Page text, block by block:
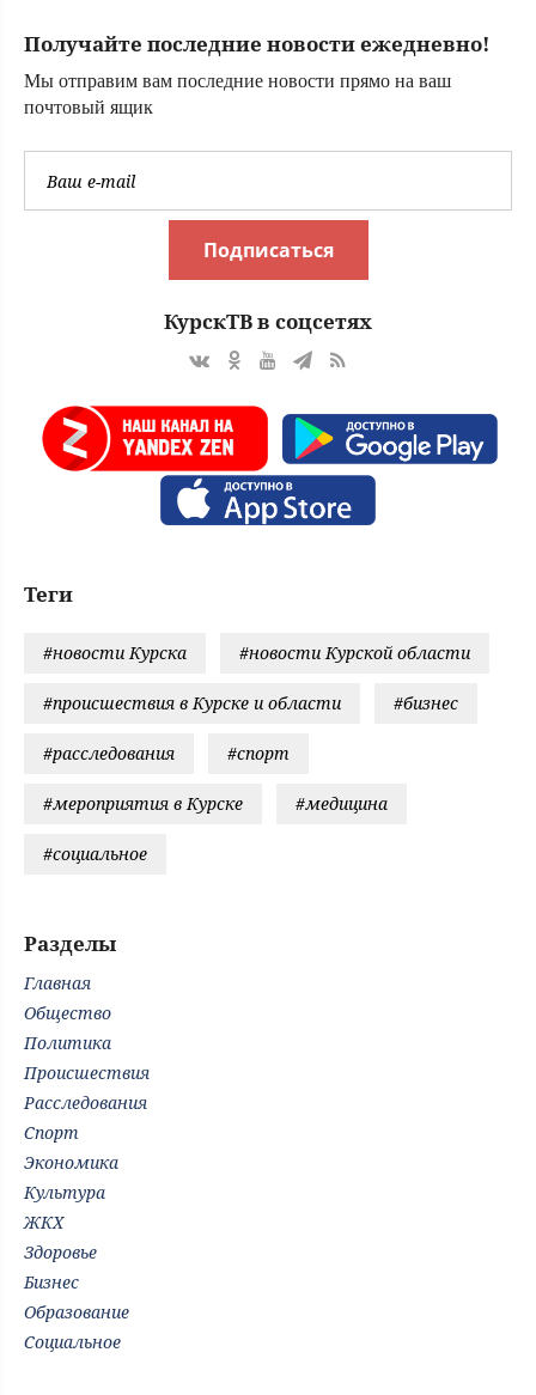
Получайте последние новости ежедневно!
Мы отправим вам последние новости прямо на ваш
почтовый ящик
Подписаться
КурскТВ в соцсетях
Теги
#новости Курска #новости Курской области
#происшествия в Курске и области #бизнес
#расследования #спорт
#мероприятия в Курске #медицина
#социальное
Разделы
Главная
Общество
Политика
Происшествия
Расследования
Спорт
Экономика
Культура
ЖКХ
Здоровье
Бизнес
Образование
Социальное